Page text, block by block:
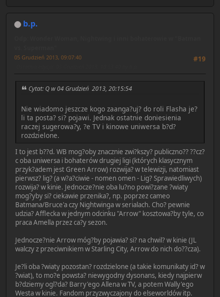
b.p.
#19
05 Grudzień 2013, 09:07:40
Cytat: Q w 04 Grudzień 2013, 20:15:54
Nie wiadomo jeszcze kogo zaanga?uj? do roli Flasha je?
li ta posta? si? pojawi. Jednak ostatnie doniesienia
raczej sugerowa?y, ?e TV i kinowe uniwersa b?d?
rozdzielone.
I to jest b??d. WB mog?oby znacznie zwi?kszy? publiczno?? ??cz?
c oba uniwersa i bohaterów drugiej ligi (których klasycznym
przyk?adem jest Green Arrow) rozwija? w telewizji, natomiast
pierwsz? lig? (a w?a?ciwie - nomen omen - Lig? Sprawiedliwych)
rozwija? w kinie. Jednocze?nie oba lu?no powi?zane ?wiaty
mog?yby si? ciekawie przenika?, np. poprzez cameo
Batmana/Bruce'a czy Nightwinga w serialach. Cho? pewnie
udzia? Afflecka w jednym odcinku "Arrow" kosztowa?by tyle, co
praca Amella przez ca?y sezon.
Jednocze?nie Arrow móg?by pojawia? si? na chwil? w kinie (JL
walczy z przeciwnikiem w Starling City, Arrow do nich do??cza).
Je?li oba ?wiaty pozostan? rozdzielone (a takie komunikaty id? w
?wiat), to mo?e powsta? niewygodny dysonans, kiedy najpierw
b?dziemy ogl?da? Barry'ego Allena w TV, a potem Wally'ego
Westa w kinie. Fandom przyzwyczajony do elseworldów itp.